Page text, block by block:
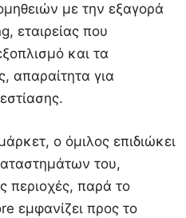
με την εξαγορά
εταιρείας που
και τα
απαραίτητα για
ο όμιλος επιδιώκει
του,
περιοχές, παρά το
εμφανίζει προς το